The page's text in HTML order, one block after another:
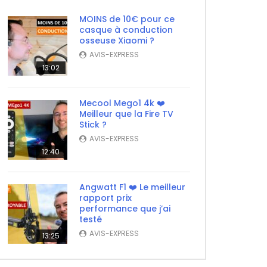
13:02
MOINS de 10€ pour ce
casque à conduction
osseuse Xiaomi ?
AVIS-EXPRESS
12:40
Mecool Mego1 4k ❤️
Meilleur que la Fire TV
Stick ?
AVIS-EXPRESS
13:25
Angwatt F1 ❤️ Le meilleur
rapport prix
performance que j’ai
testé
AVIS-EXPRESS